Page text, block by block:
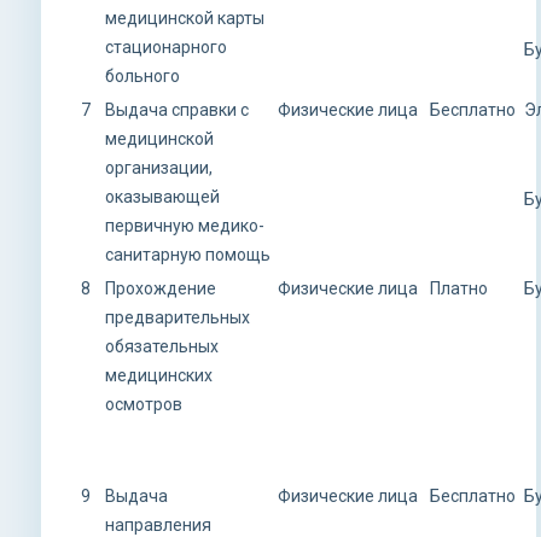
медицинской карты
стационарного
больного
7
Выдача справки с
медицинской
организации,
оказывающей
первичную медико-
санитарную помощь
Физические лица Бесплатно
8
Прохождение
предварительных
обязательных
медицинских
осмотров
Физические лица Платно
9
Выдача
направления
Физические лица Бесплатно